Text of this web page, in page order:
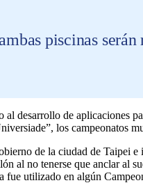
piscinas
desarrollo de aplicaciones
los campeonatos
de la ciudad de Taipei
al no tenerse que anclar al
utilizado en algún